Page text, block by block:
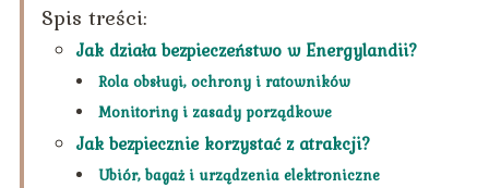
Spis treści:
Jak działa bezpieczeństwo w Energylandii?
Rola obsługi, ochrony i ratowników
Monitoring i zasady porządkowe
Jak bezpiecznie korzystać z atrakcji?
Ubiór, bagaż i urządzenia elektroniczne